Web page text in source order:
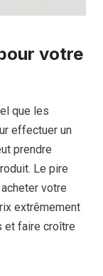
votre
que les
effectuer un
prendre
Le pire
votre
extrêmement
et faire croître